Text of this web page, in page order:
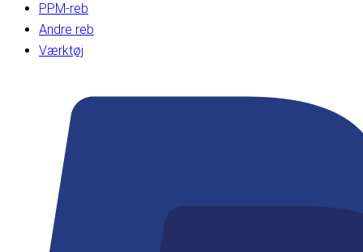
PPM-reb
Andre reb
Værktøj